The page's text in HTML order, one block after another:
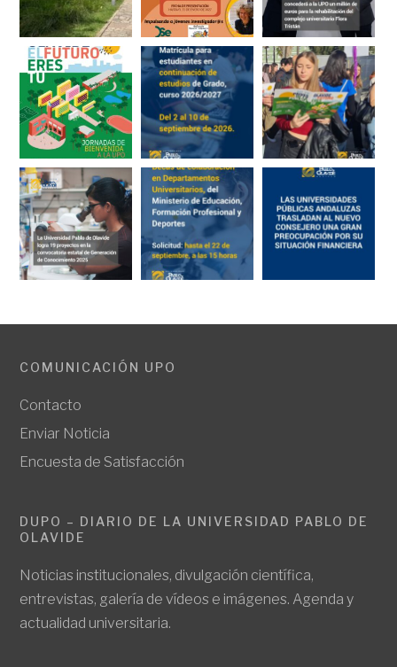
COMUNICACIÓN UPO
Contacto
Enviar Noticia
Encuesta de Satisfacción
DUPO – DIARIO DE LA UNIVERSIDAD PABLO DE
OLAVIDE
Noticias institucionales, divulgación científica,
entrevistas, galería de vídeos e imágenes. Agenda y
actualidad universitaria.